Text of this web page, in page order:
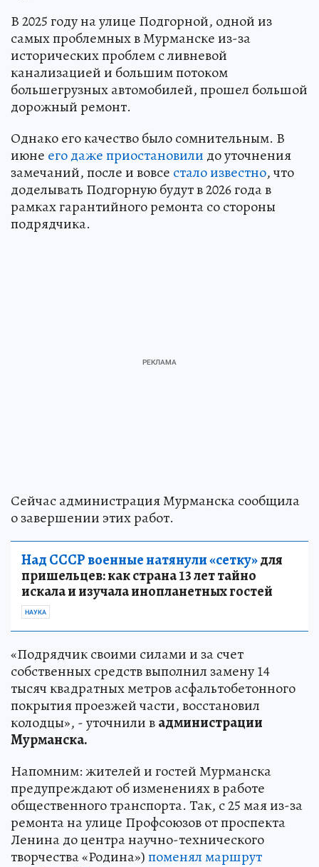
В 2025 году на улице Подгорной, одной из
самых проблемных в Мурманске из-за
исторических проблем с ливневой
канализацией и большим потоком
большегрузных автомобилей, прошел большой
дорожный ремонт.
Однако его качество было сомнительным. В
июне его даже приостановили до уточнения
замечаний, после и вовсе стало известно, что
доделывать Подгорную будут в 2026 года в
рамках гарантийного ремонта со стороны
подрядчика.
Сейчас администрация Мурманска сообщила
о завершении этих работ.
Над СССР военные натянули «сетку»для
пришельцев: как страна 13 лет тайно
искала и изучала инопланетных гостей
НАУКА
«Подрядчик своими силами и за счет
собственных средств выполнил замену 14
тысяч квадратных метров асфальтобетонного
покрытия проезжей части, восстановил
колодцы», - уточнили вадминистрации
Мурманска.
Напомним: жителей и гостей Мурманска
предупреждают об изменениях в работе
общественного транспорта. Так, с 25 мая из-за
ремонта на улице Профсоюзов от проспекта
Ленина до центра научно-технического
творчества «Родина»)поменял маршрут